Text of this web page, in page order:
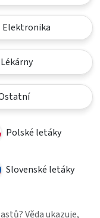
Elektronika
Lékárny
Polské letáky
Slovenské letáky
Věda ukazuje,